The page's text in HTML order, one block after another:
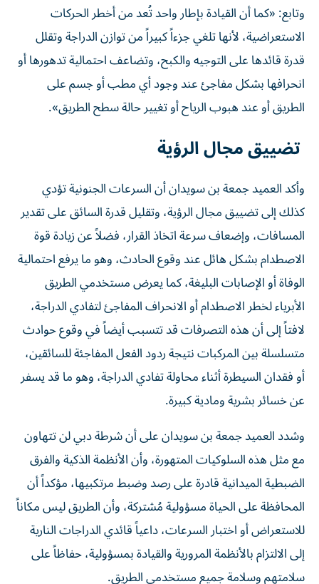
وتابع: «كما أن القيادة بإطار واحد تُعد من أخطر الحركات
الاستعراضية، لأنها تلغي جزءاً كبيراً من توازن الدراجة وتقلل
قدرة قائدها على التوجيه والكبح، وتضاعف احتمالية تدهورها أو
انحرافها بشكل مفاجئ عند وجود أي مطب أو جسم على
الطريق أو عند هبوب الرياح أو تغيير حالة سطح الطريق».
تضييق مجال الرؤية
وأكد العميد جمعة بن سويدان أن السرعات الجنونية تؤدي
كذلك إلى تضييق مجال الرؤية، وتقليل قدرة السائق على تقدير
المسافات، وإضعاف سرعة اتخاذ القرار، فضلاً عن زيادة قوة
الاصطدام بشكل هائل عند وقوع الحادث، وهو ما يرفع احتمالية
الوفاة أو الإصابات البليغة، كما يعرض مستخدمي الطريق
الأبرياء لخطر الاصطدام أو الانحراف المفاجئ لتفادي الدراجة،
لافتاً إلى أن هذه التصرفات قد تتسبب أيضاً في وقوع حوادث
متسلسلة بين المركبات نتيجة ردود الفعل المفاجئة للسائقين،
أو فقدان السيطرة أثناء محاولة تفادي الدراجة، وهو ما قد يسفر
عن خسائر بشرية ومادية كبيرة.
وشدد العميد جمعة بن سويدان على أن شرطة دبي لن تتهاون
مع مثل هذه السلوكيات المتهورة، وأن الأنظمة الذكية والفرق
الضبطية الميدانية قادرة على رصد وضبط مرتكبيها، مؤكداً أن
المحافظة على الحياة مسؤولية مُشتركة، وأن الطريق ليس مكاناً
للاستعراض أو اختبار السرعات، داعياً قائدي الدراجات النارية
إلى الالتزام بالأنظمة المرورية والقيادة بمسؤولية، حفاظاً على
سلامتهم وسلامة جميع مستخدمي الطريق.